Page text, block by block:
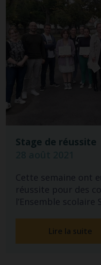
Stage de réussite
Cette semaine ont
réussite pour des
l’Ensemble scolaire
Lire la suite